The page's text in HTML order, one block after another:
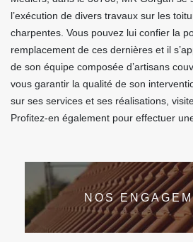
l’exécution de divers travaux sur les
charpentes. Vous pouvez lui confier la
remplacement de ces dernières et il
de son équipe composée d’artisans
vous garantir la qualité de son
sur ses services et ses réalisations,
Profitez-en également pour effectuer
NOS